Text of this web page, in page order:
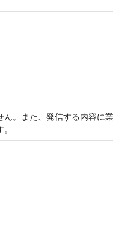
。また、発信する内容に